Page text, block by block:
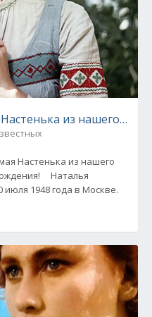
из нашего
Настенька из нашего
Наталья
1948 года в Москве.